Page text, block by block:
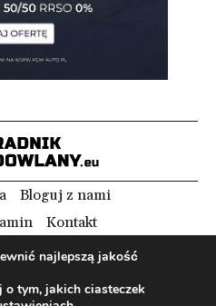
Bloguj z nami
Kontakt
prawa zastrzeżone.
cookies
najlepszą jakość
o tym, jakich ciasteczek